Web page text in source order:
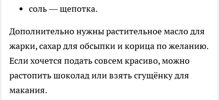
соль — щепотка.
Дополнительно нужны растительное масло для
жарки, сахар для обсыпки и корица по желанию.
Если хочется подать совсем красиво, можно
растопить шоколад или взять сгущёнку для
макания.